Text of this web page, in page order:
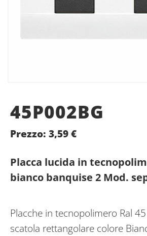
45P002BG
Prezzo: 3,59€
Placca lucida in
bianco banquise 2 Mod.
Placche in tecnopolimero Ral
scatola rettangolare colore